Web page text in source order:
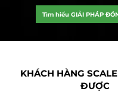
Tìm hiểu GIẢI PHÁP
KHÁCH HÀNG
ĐƯỢC